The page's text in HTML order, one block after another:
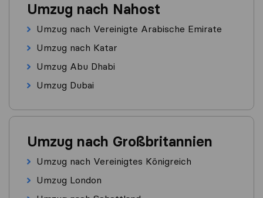
Umzug nach Nahost
Umzug nach Vereinigte Arabische Emirate
Umzug nach Katar
Umzug Abu Dhabi
Umzug Dubai
Umzug nach Großbritannien
Umzug nach Vereinigtes Königreich
Umzug London